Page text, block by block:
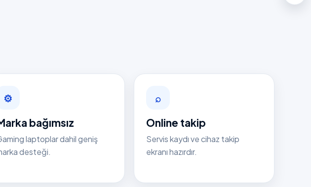
⚙
bağımsız
laptoplar dahil geniş
desteği.
⌕
Online takip
Servis kaydı ve cihaz takip
ekranı hazırdır.